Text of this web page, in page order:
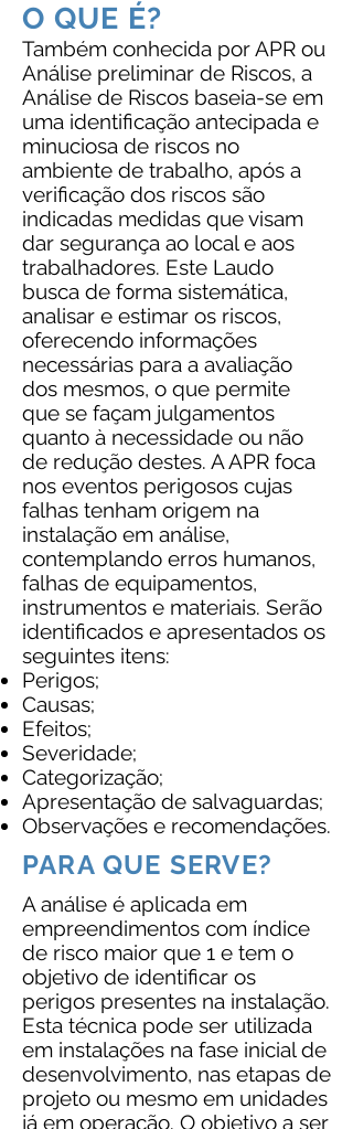
O QUE É?
Também conhecida por APR ou
Análise preliminar de Riscos, a
Análise de Riscos baseia-se em
uma identificação antecipada e
minuciosa de riscos no
ambiente de trabalho, após a
verificação dos riscos são
indicadas medidas que visam
dar segurança ao local e aos
trabalhadores. Este Laudo
busca de forma sistemática,
analisar e estimar os riscos,
oferecendo informações
necessárias para a avaliação
dos mesmos, o que permite
que se façam julgamentos
quanto à necessidade ou não
de redução destes. A APR foca
nos eventos perigosos cujas
falhas tenham origem na
instalação em análise,
contemplando erros humanos,
falhas de equipamentos,
instrumentos e materiais. Serão
identificados e apresentados os
seguintes itens:
Perigos;
Causas;
Efeitos;
Severidade;
Categorização;
Apresentação de salvaguardas;
Observações e recomendações.
PARA QUE SERVE?
A análise é aplicada em
empreendimentos com índice
de risco maior que 1 e tem o
objetivo de identificar os
perigos presentes na instalação.
Esta técnica pode ser utilizada
em instalações na fase inicial de
desenvolvimento, nas etapas de
projeto ou mesmo em unidades
já em operação. O objetivo a ser